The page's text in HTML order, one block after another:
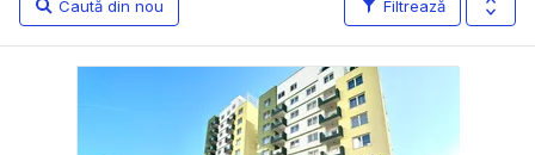
Filtrează
Caută din nou